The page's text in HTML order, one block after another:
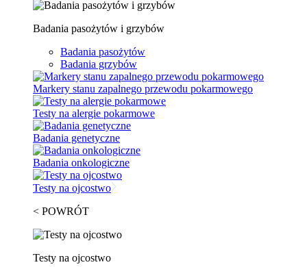
Badania pasożytów i grzybów
Badania pasożytów
Badania grzybów
Markery stanu zapalnego przewodu pokarmowego
Testy na alergie pokarmowe
Badania genetyczne
Badania onkologiczne
Testy na ojcostwo
< POWRÓT
Testy na ojcostwo